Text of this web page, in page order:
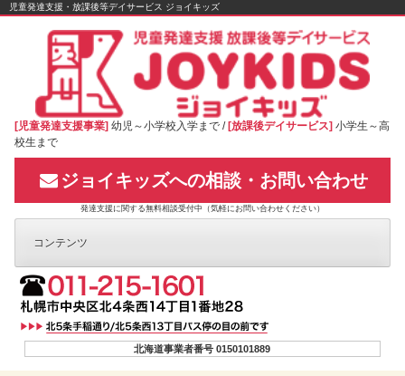
Skip
児童発達支援・放課後等デイサービス ジョイキッズ
[児童発達支援事業] 幼児～小学校入学まで / [放課後デイサービス] 小学生～高
校生まで
ジョイキッズへの相談・お問い合わせ
発達支援に関する無料相談受付中（気軽にお問い合わせください）
コンテンツ
北海道事業者番号 0150101889